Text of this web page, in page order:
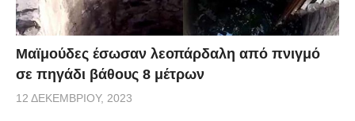
Μαϊμούδες έσωσαν λεοπάρδαλη από πνιγμό
σε πηγάδι βάθους 8 μέτρων
12 ΔΕΚΕΜΒΡΊΟΥ, 2023